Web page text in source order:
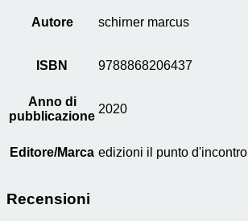
Autore schirner marcus
ISBN 9788868206437
Anno di
pubblicazione
2020
Editore/Marca edizioni il punto d'incontro
Recensioni